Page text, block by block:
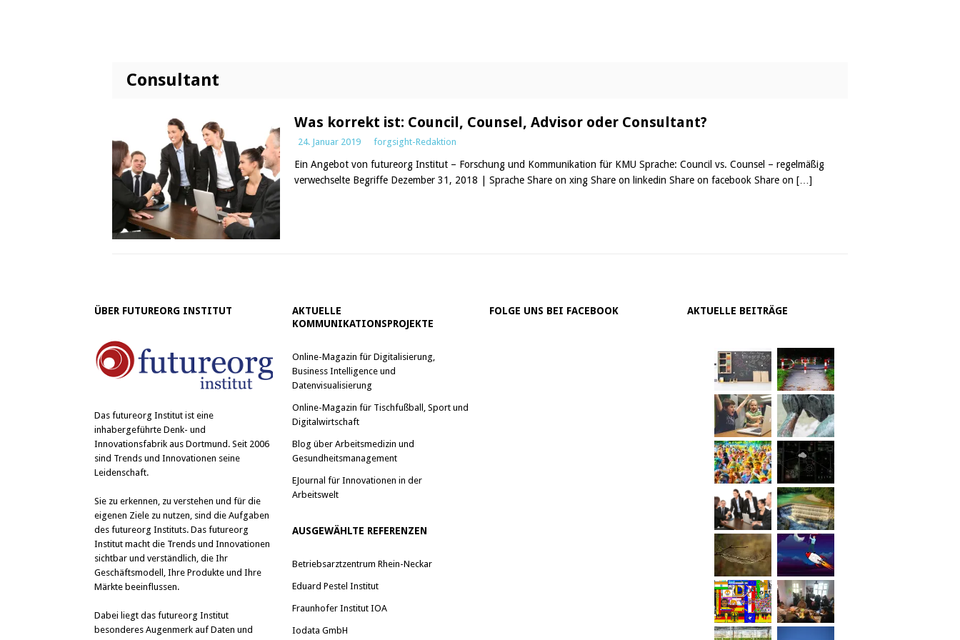
Consultant
Was korrekt ist: Council, Counsel, Advisor oder Consultant?
24. Januar 2019 forgsight-Redaktion
Ein Angebot von futureorg Institut – Forschung und Kommunikation für KMU Sprache: Council vs. Counsel – regelmäßig
verwechselte Begriffe Dezember 31, 2018 | Sprache Share on xing Share on linkedin Share on facebook Share on […]
ÜBER FUTUREORG INSTITUT
Das futureorg Institut ist eine
inhabergeführte Denk- und
Innovationsfabrik aus Dortmund. Seit 2006
sind Trends und Innovationen seine
Leidenschaft.
Sie zu erkennen, zu verstehen und für die
eigenen Ziele zu nutzen, sind die Aufgaben
des futureorg Instituts. Das futureorg
Institut macht die Trends und Innovationen
sichtbar und verständlich, die Ihr
Geschäftsmodell, Ihre Produkte und Ihre
Märkte beeinflussen.
Dabei liegt das futureorg Institut
besonderes Augenmerk auf Daten und
AKTUELLE
KOMMUNIKATIONSPROJEKTE
Online-Magazin für Digitalisierung,
Business Intelligence und
Datenvisualisierung
Online-Magazin für Tischfußball, Sport und
Digitalwirtschaft
Blog über Arbeitsmedizin und
Gesundheitsmanagement
EJournal für Innovationen in der
Arbeitswelt
AUSGEWÄHLTE REFERENZEN
Betriebsarztzentrum Rhein-Neckar
Eduard Pestel Institut
Fraunhofer Institut IOA
Iodata GmbH
FOLGE UNS BEI FACEBOOK AKTUELLE BEITRÄGE